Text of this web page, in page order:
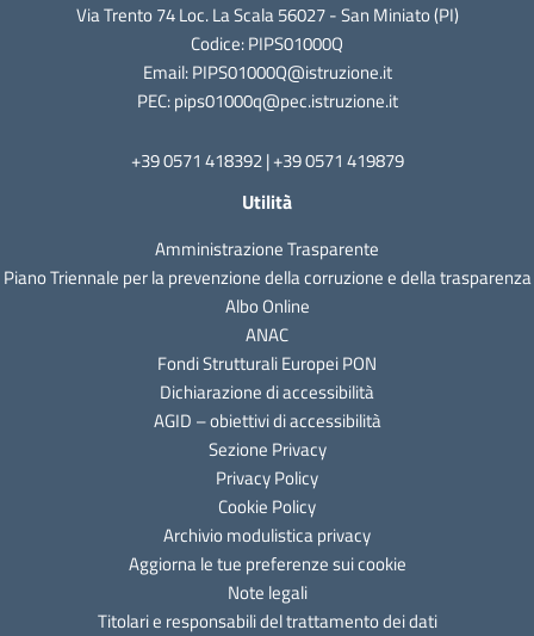
Via Trento 74 Loc. La Scala 56027 - San Miniato (PI)
Codice: PIPS01000Q
Email: PIPS01000Q@istruzione.it
PEC: pips01000q@pec.istruzione.it
+39 0571 418392 | +39 0571 419879
Utilità
Amministrazione Trasparente
Piano Triennale per la prevenzione della corruzione e della trasparenza
Albo Online
ANAC
Fondi Strutturali Europei PON
Dichiarazione di accessibilità
AGID – obiettivi di accessibilità
Sezione Privacy
Privacy Policy
Cookie Policy
Archivio modulistica privacy
Aggiorna le tue preferenze sui cookie
Note legali
Titolari e responsabili del trattamento dei dati